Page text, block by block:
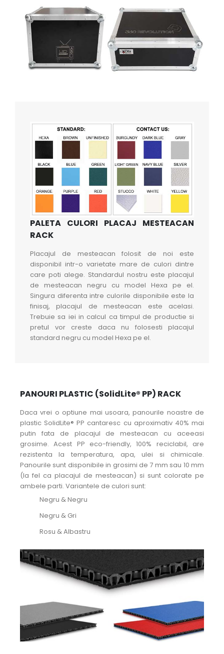
PALETA CULORI PLACAJ MESTEACAN
RACK
Placajul de mesteacan folosit de noi este
disponibil intr-o varietate mare de culori dintre
care poti alege. Standardul nostru este placajul
de mesteacan negru cu model Hexa pe el.
Singura diferenta intre culorile disponibile este la
finisaj, placajul de mesteacan este acelasi.
Trebuie sa iei in calcul ca timpul de productie si
pretul vor creste daca nu folosesti placajul
standard negru cu model Hexa pe el.
PANOURI PLASTIC (SolidLite® PP) RACK
Daca vrei o optiune mai usoara, panourile noastre de
plastic SolidLite® PP cantaresc cu aproximativ 40% mai
putin fata de placajul de mesteacan cu aceeasi
grosime. Acest PP eco-friendly, 100% reciclabil, are
rezistenta la temperatura, apa, ulei si chimicale.
Panourile sunt disponibile in grosimi de 7 mm sau 10 mm
(la fel ca placajul de mesteacan) si sunt colorate pe
ambele parti. Variantele de culori sunt:
Negru & Negru
Negru & Gri
Rosu & Albastru